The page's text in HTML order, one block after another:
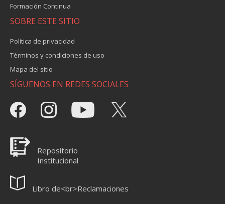
Formación Continua
SOBRE ESTE SITIO
Política de privacidad
Términos y condiciones de uso
Mapa del sitio
SÍGUENOS EN REDES SOCIALES
Repositorio
Institucional
Libro de<br>Reclamaciones